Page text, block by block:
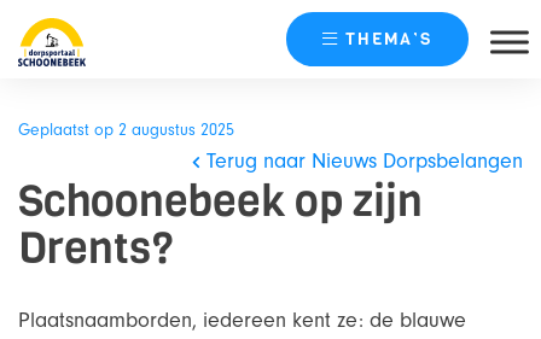
naar
THEMA’S
Geplaatst op 2 augustus 2025
Terug naar Nieuws Dorpsbelangen
Schoonebeek op zijn
Drents?
Plaatsnaamborden, iedereen kent ze: de blauwe